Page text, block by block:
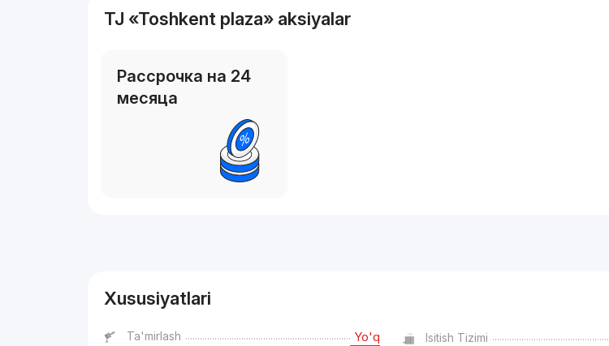
TJ «Toshkent plaza» aksiyalar
Рассрочка на 24
месяца
Xususiyatlari
Ta'mirlash Yo'q Isitish Tizimi